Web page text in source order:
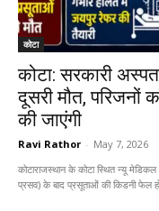
कोटा
कोटा: सरकारी
दूसरी मौत, परिजनों
की जाएंगी
Ravi Rathor - May 7, 2026
कोटाराजस्थान के कोटा स्थित न्यू
प्रसव) के बाद प्रसूताओं की किडनी फेल